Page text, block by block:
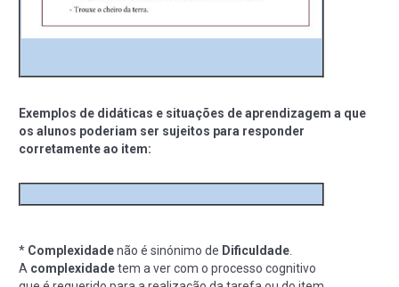
Exemplos de didáticas e situações de aprendizagem a que
os alunos poderiam ser sujeitos para responder
corretamente ao item:
* Complexidadenão é sinónimo de Dificuldade
A complexidadetem a ver com o processo cognitivo